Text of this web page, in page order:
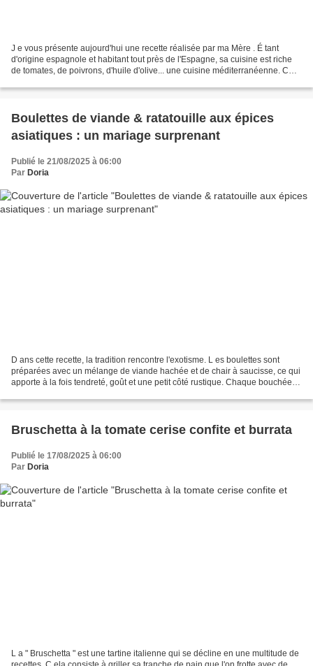
J e vous présente aujourd'hui une recette réalisée par ma Mère . É tant
d'origine espagnole et habitant tout près de l'Espagne, sa cuisine est riche
de tomates, de poivrons, d'huile d'olive... une cuisine méditerranéenne. C
Boulettes de viande & ratatouille aux épices
asiatiques : un mariage surprenant
Publié le 21/08/2025 à 06:00
Par Doria
D ans cette recette, la tradition rencontre l'exotisme. L es boulettes sont
préparées avec un mélange de viande hachée et de chair à saucisse, ce qui
apporte à la fois tendreté, goût et une petit côté rustique. Chaque bouchée
Bruschetta à la tomate cerise confite et burrata
Publié le 17/08/2025 à 06:00
Par Doria
L a " Bruschetta " est une tartine italienne qui se décline en une multitude de